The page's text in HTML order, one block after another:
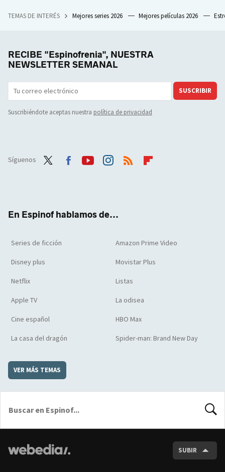
TEMAS DE INTERÉS Mejores series 2026 Mejores películas 2026
RECIBE "Espinofrenia", NUESTRA
NEWSLETTER SEMANAL
SUSCRIBIR
Suscribiéndote aceptas nuestra política de privacidad
Síguenos
En Espinof hablamos de...
Series de ficción Amazon Prime Video
Disney plus Movistar Plus
Netflix Listas
Apple TV La odisea
Cine español HBO Max
La casa del dragón Spider-man: Brand New Day
VER MÁS TEMAS
SUBIR